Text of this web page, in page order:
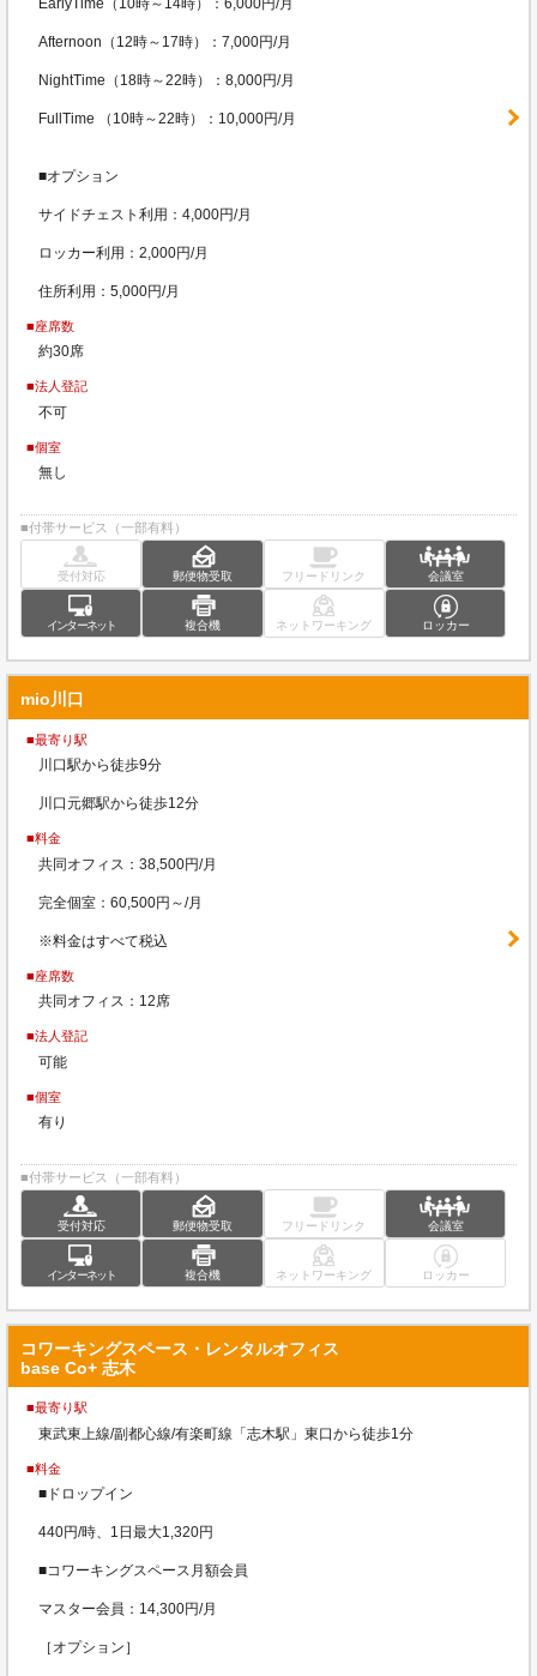
EarlyTime（10時～14時）：6,000円/月
Afternoon（12時～17時）：7,000円/月
NightTime（18時～22時）：8,000円/月
FullTime （10時～22時）：10,000円/月
■オプション
サイドチェスト利用：4,000円/月
ロッカー利用：2,000円/月
住所利用：5,000円/月
■座席数
約30席
■法人登記
不可
■個室
無し
■付帯サービス（一部有料）
受付対応 郵便物受取 フリードリンク 会議室
インターネット 複合機 ネットワーキング ロッカー
mio川口
■最寄り駅
川口駅から徒歩9分
川口元郷駅から徒歩12分
■料金
共同オフィス：38,500円/月
完全個室：60,500円～/月
※料金はすべて税込
■座席数
共同オフィス：12席
■法人登記
可能
■個室
有り
■付帯サービス（一部有料）
受付対応 郵便物受取 フリードリンク 会議室
インターネット 複合機 ネットワーキング ロッカー
コワーキングスペース・レンタルオフィス
base Co+ 志木
■最寄り駅
東武東上線/副都心線/有楽町線「志木駅」東口から徒歩1分
■料金
■ドロップイン
440円/時、1日最大1,320円
■コワーキングスペース月額会員
マスター会員：14,300円/月
［オプション］